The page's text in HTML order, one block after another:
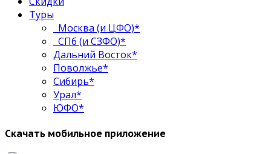
Туры
Москва (и ЦФО)*
СПб (и СЗФО)*
Дальний Восток*
Поволжье*
Сибирь*
Урал*
ЮФО*
Скачать мобильное приложение